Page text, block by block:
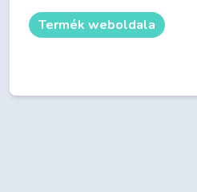
Termék weboldala